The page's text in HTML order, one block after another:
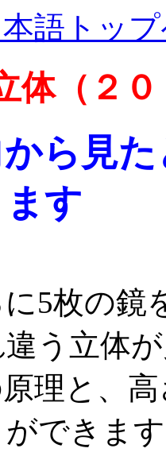
語トッ
体（２
ら見
す
5枚の鏡
う立体
理と、
できま